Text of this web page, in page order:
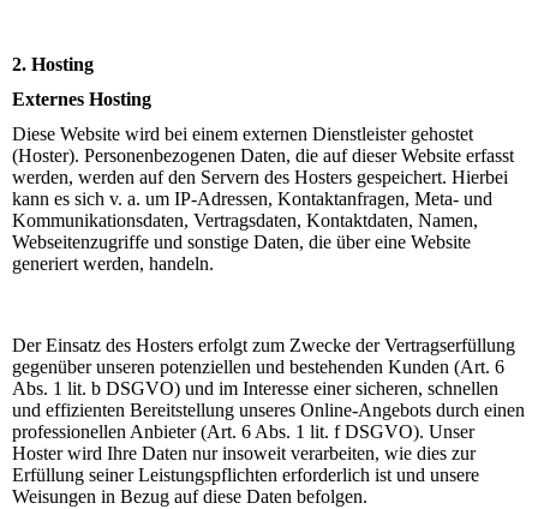
2. Hosting
Externes Hosting
Diese Website wird bei einem externen Dienstleister gehostet
(Hoster). Personenbezogenen Daten, die auf dieser Website erfasst
werden, werden auf den Servern des Hosters gespeichert. Hierbei
kann es sich v. a. um IP-Adressen, Kontaktanfragen, Meta- und
Kommunikationsdaten, Vertragsdaten, Kontaktdaten, Namen,
Webseitenzugriffe und sonstige Daten, die über eine Website
generiert werden, handeln.
Der Einsatz des Hosters erfolgt zum Zwecke der Vertragserfüllung
gegenüber unseren potenziellen und bestehenden Kunden (Art. 6
Abs. 1 lit. b DSGVO) und im Interesse einer sicheren, schnellen
und effizienten Bereitstellung unseres Online-Angebots durch einen
professionellen Anbieter (Art. 6 Abs. 1 lit. f DSGVO). Unser
Hoster wird Ihre Daten nur insoweit verarbeiten, wie dies zur
Erfüllung seiner Leistungspflichten erforderlich ist und unsere
Weisungen in Bezug auf diese Daten befolgen.